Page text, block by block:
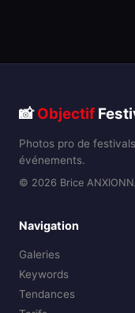
📸Objectif
Photos pro de
événements.
© 2026 Brice
Navigation
Galeries
Keywords
Tendances